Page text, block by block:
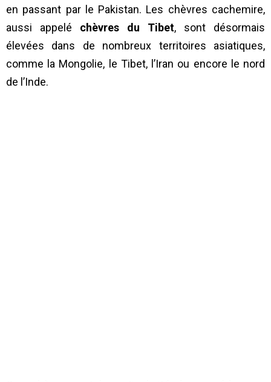
en passant par le Pakistan. Les chèvres cachemire,
aussi appelé chèvres du Tibet, sont désormais
élevées dans de nombreux territoires asiatiques,
comme la Mongolie, le Tibet, l’Iran ou encore le nord
de l’Inde.